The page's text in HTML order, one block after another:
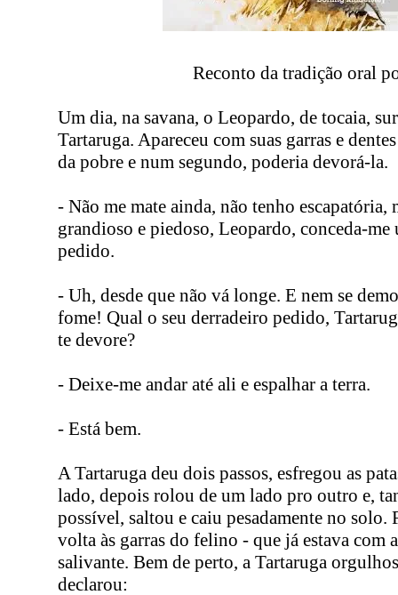
Reconto da tradição oral
Um dia, na savana, o Leopardo, de tocaia,
Tartaruga. Apareceu com suas garras e
da pobre e num segundo, poderia devorá-la.
- Não me mate ainda, não tenho escapatória,
grandioso e piedoso, Leopardo, conceda-
pedido.
- Uh, desde que não vá longe. E nem se
fome! Qual o seu derradeiro pedido,
te devore?
- Deixe-me andar até ali e espalhar a terra.
- Está bem.
A Tartaruga deu dois passos, esfregou as
lado, depois rolou de um lado pro outro e,
possível, saltou e caiu pesadamente no solo.
volta às garras do felino - que já estava com
salivante. Bem de perto, a Tartaruga
declarou: